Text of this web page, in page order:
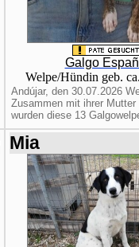
Galgo
Welpe/Hündin geb.
Andújar, den 30.07.2026
Zusammen mit ihrer
wurden diese 13
Mia